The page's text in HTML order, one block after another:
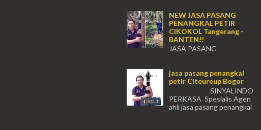
NEW JASA PASANG
PENANGKAL PETIR
CIKOKOL Tangerang -
BANTEN!!
JASA PASANG
PENANGKAL PETIR CIKOKOL
TANGERANG , JASA PENANGKAL
PETIR CIKOKOL TANGERANG ...
jasa pasang penangkal
petir Citeureup Bogor
SINYALINDO
PERKASA Spesialis Agen
ahli jasa pasang penangkal